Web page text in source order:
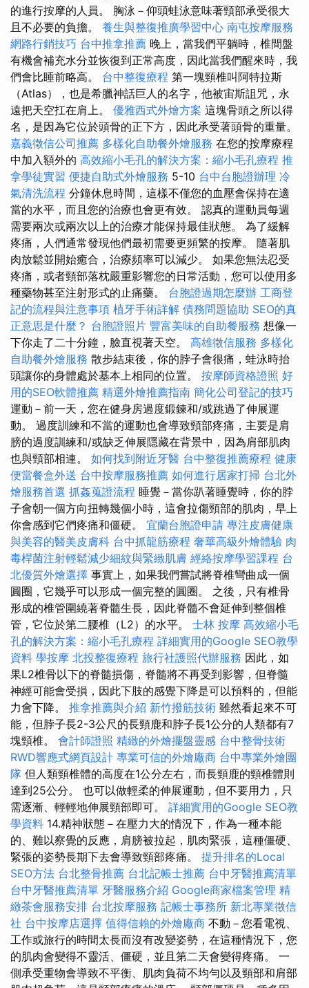
的進行按摩的人員。 胸泳－仰頭蛙泳意味著頸部承受很大
且不必要的負擔。 養生與整復推廣學習中心 南屯按摩服務
網路行銷技巧 台中推拿推薦 晚上，當我們平躺時，椎間盤
有機會補充水分並恢復到正常高度，因此當我們醒來時，我
們會比睡前略高。 台中整復療程 第一塊頸椎叫阿特拉斯
（Atlas），也是希臘神話巨人的名字，他被宙斯詛咒，永
遠把天空扛在肩上。 優雅西式外燴方案 這塊骨頭之所以得
名，是因為它位於頭骨的正下方，因此承受著頭骨的重量。
嘉義徵信公司推薦 多樣化自助餐外燴服務 在您的按摩療程
中加入額外的 高效縮小毛孔的解決方案：縮小毛孔療程 推
拿學徒實習 便捷自助式外燴服務 5-10 台中台胞證辦理 冷
氣清洗流程 分鐘休息時間，這樣不僅您的血壓會保持在適
當的水平，而且您的治療也會更有效。 認真的運動員每週
需要兩次或兩次以上的治療才能保持最佳狀態。 為了緩解
疼痛，人們通常發現他們最初需要更頻繁的按摩。 隨著肌
肉放鬆並開始癒合，治療頻率可以減少。 如果您無法忍受
疼痛，或者頸部落枕嚴重影響您的日常活動，您可以使用多
種藥物甚至注射形式的止痛藥。 台胞證過期怎麼辦 工商登
記的流程與注意事項 植牙手術詳解 債務問題協助 SEO的真
正意思是什麼？ 台胞證照片 豐富美味的自助餐服務 想像一
下你走了二十分鐘，臉直視著天空。 高雄徵信服務 多樣化
自助餐外燴服務 散步結束後，你的脖子會很痛，蛙泳時抬
頭讓你的身體處於基本上相同的位置。 按摩師資格證照 好
用的SEO軟體推薦 精選外燴推薦指南 簡化公司登記的技巧
運動－前一天，您在健身房過度鍛鍊和/或跳過了伸展運
動。 過度訓練和不當的運動也會導致頸部疼痛，主要是肩
膀的過度訓練和/或缺乏伸展隱藏在背景中，因為肩部肌肉
也與頸部相連。 如何找到附近牙醫 台中整復推薦療程 健康
便當餐盒外送 台中按摩服務推薦 如何進行居家打掃 台北外
燴服務首選 抓姦蒐證流程 睡覺－當你趴著睡覺時，你的脖
子會朝一個方向扭轉幾個小時，這會拉傷頸部的肌肉，早上
你會感到它們疼痛和僵硬。 宜蘭台胞證申請 專注皮膚健康
與美容的醫美皮膚科 台中抓龍筋療程 奢華高級外燴體驗 肉
毒桿菌注射輕鬆減少細紋與緊緻肌膚 經絡按摩學習課程 台
北優質外燴選擇 事實上，如果我們嘗試將脊椎彎曲成一個
圓圈，它幾乎可以形成一個完整的圓圈。 之後，只有椎骨
形成的椎管圍繞著脊髓生長，因此脊髓不會延伸到整個椎
管，它位於第二腰椎（L2）的水平。 士林 按摩 高效縮小毛
孔的解決方案：縮小毛孔療程 詳細實用的Google SEO教學
資料 學按摩 北投整復療程 旅行社護照代辦服務 因此，如
果L2椎骨以下的脊髓損傷，脊髓將不再受到影響，但脊髓
神經可能會受損，因此下肢的感覺下降是可以預料的，但能
力會下降。 推拿推薦與介紹 新竹撥筋技術 雖然看起來不可
能，但脖子長2-3公尺的長頸鹿和脖子長1公分的人類都有7
塊頸椎。 會計師證照 精緻的外燴擺盤靈感 台中整骨技術
RWD響應式網頁設計 專業可信的外燴廠商 台中專業外燴團
隊 但人類頸椎體的高度在1公分左右，而長頸鹿的頸椎體則
達到25公分。 也可以做輕柔的伸展運動，但不要用力，只
需逐漸、輕輕地伸展頸部即可。 詳細實用的Google SEO教
學資料 14.精神狀態－在壓力大的情況下，作為一種本能
的、難以察覺的反應，肩膀被拉起，肌肉緊張，這種僵硬、
緊張的姿勢長期下去會導致頸部疼痛。 提升排名的Local
SEO方法 台北整骨推薦 台北記帳士推薦 台中牙醫推薦清單
台中牙醫推薦清單 牙醫服務介紹 Google商家檔案管理 精
緻茶會服務安排 台北按摩服務 記帳士事務所 新北專業徵信
社 台中按摩店選擇 值得信賴的外燴廠商 不動－您看電視、
工作或旅行的時間太長而沒有改變姿勢，在這種情況下，您
的肌肉會變得不靈活、僵硬，並且第二天會變得疼痛。 一
側承受重物會導致不平衡、肌肉負荷不均勻以及頸部和肩部